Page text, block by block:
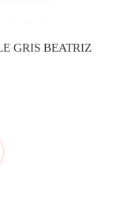
GRIS BEATRIZ